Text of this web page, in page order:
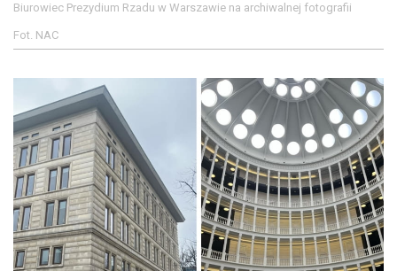
Biurowiec Prezydium Rzadu w Warszawie na archiwalnej fotografii
Fot. NAC